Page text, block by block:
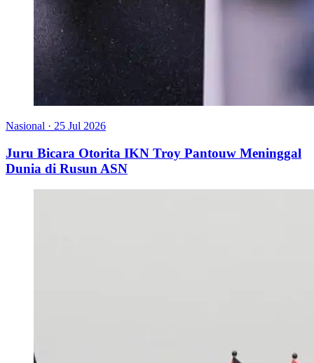
Nasional · 25 Jul 2026
Juru Bicara Otorita IKN Troy Pantouw Meninggal
Dunia di Rusun ASN